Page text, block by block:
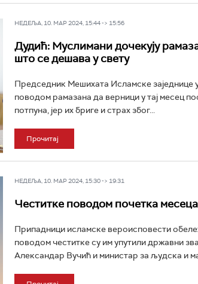
НЕДЕЉА, 10. МАР 2024, 15:44 -> 15:56
Дудић: Муслимани дочекују
што се дешава у свету
Председник Мешихата Исламске заједнице
поводом рамазана да верници у тај месец
потпуна, јер их бриге и страх због...
Прочитај
НЕДЕЉА, 10. МАР 2024, 15:30 -> 19:31
Честитке поводом почетка
Припадници исламске вероисповести
поводом честитке су им упутили државни
Александар Вучић и министар за људска и